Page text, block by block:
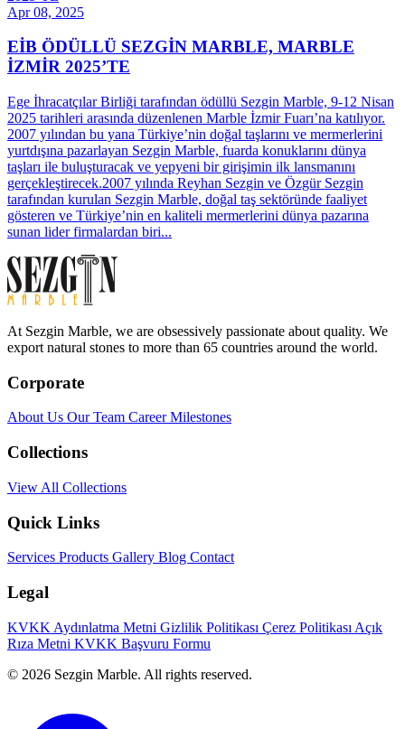
Apr 08, 2025
EİB ÖDÜLLÜ SEZGİN MARBLE, MARBLE
İZMİR 2025’TE
Ege İhracatçılar Birliği tarafından ödüllü Sezgin Marble, 9-12 Nisan
2025 tarihleri arasında düzenlenen Marble İzmir Fuarı’na katılıyor.
2007 yılından bu yana Türkiye’nin doğal taşlarını ve mermerlerini
yurtdışına pazarlayan Sezgin Marble, fuarda konuklarını dünya
taşları ile buluşturacak ve yepyeni bir girişimin ilk lansmanını
gerçekleştirecek.2007 yılında Reyhan Sezgin ve Özgür Sezgin
tarafından kurulan Sezgin Marble, doğal taş sektöründe faaliyet
gösteren ve Türkiye’nin en kaliteli mermerlerini dünya pazarına
sunan lider firmalardan biri...
At Sezgin Marble, we are obsessively passionate about quality. We
export natural stones to more than 65 countries around the world.
Corporate
About Us Our Team CareerMilestones
Collections
View All Collections
Quick Links
Services Products Gallery Blog Contact
Legal
KVKK Aydınlatma Metni Gizlilik Politikası Çerez Politikası Açık
Rıza Metni KVKK Başvuru Formu
© 2026 Sezgin Marble. All rights reserved.